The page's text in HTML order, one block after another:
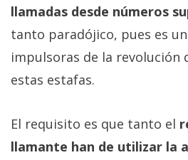
llamadas desde números
tanto paradójico, pues es
impulsoras de la revolución
estas estafas.
El requisito es que tanto el
llamante han de utilizar la